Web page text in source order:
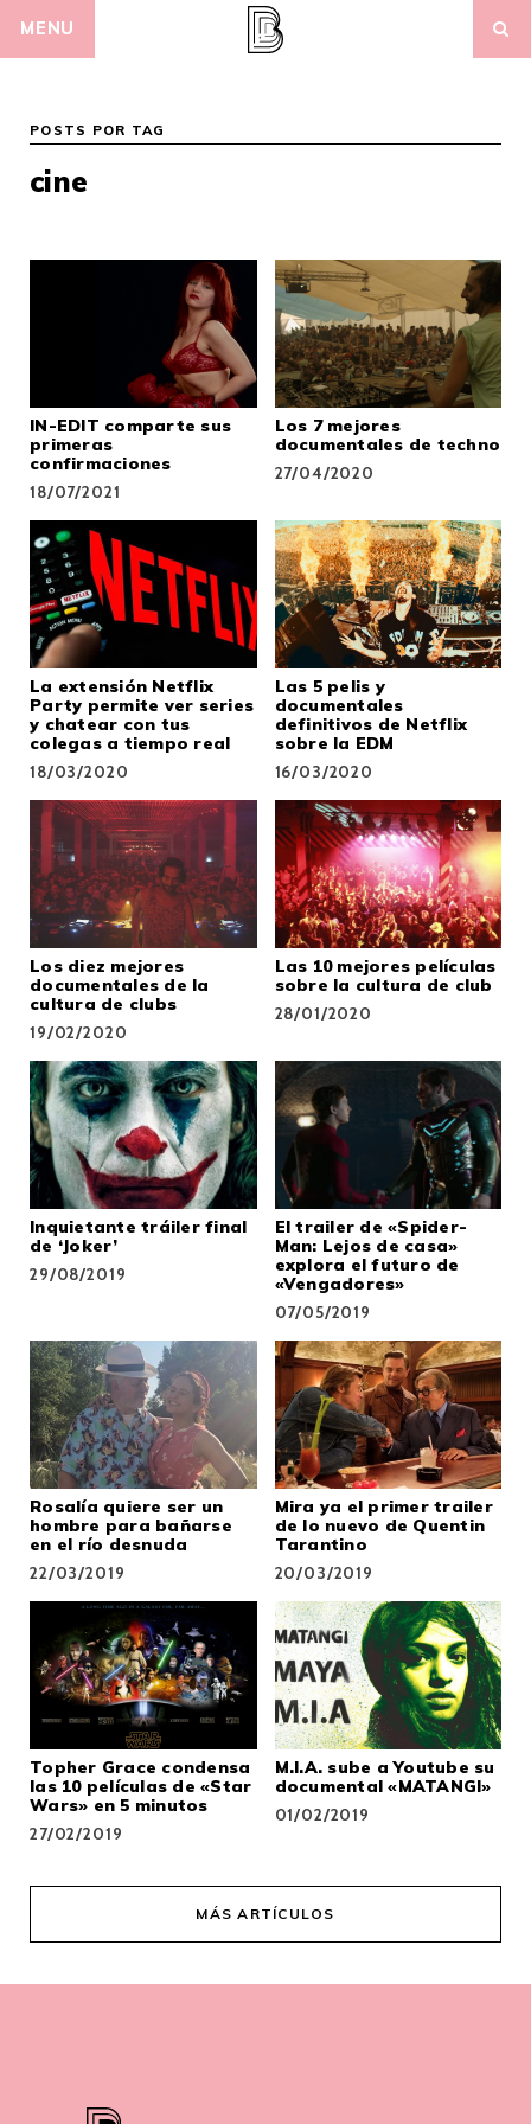
MENU
POSTS POR TAG
cine
IN-EDIT comparte sus
primeras
confirmaciones
18/07/2021
Los 7 mejores
documentales de techno
27/04/2020
La extensión Netflix
Party permite ver series
y chatear con tus
colegas a tiempo real
18/03/2020
Las 5 pelis y
documentales
definitivos de Netflix
sobre la EDM
16/03/2020
Los diez mejores
documentales de la
cultura de clubs
19/02/2020
Las 10 mejores películas
sobre la cultura de club
28/01/2020
Inquietante tráiler final
de ‘Joker’
29/08/2019
El trailer de «Spider-
Man: Lejos de casa»
explora el futuro de
«Vengadores»
07/05/2019
Rosalía quiere ser un
hombre para bañarse
en el río desnuda
22/03/2019
Mira ya el primer trailer
de lo nuevo de Quentin
Tarantino
20/03/2019
Topher Grace condensa
las 10 películas de «Star
Wars» en 5 minutos
27/02/2019
M.I.A. sube a Youtube su
documental «MATANGI»
01/02/2019
MÁS ARTÍCULOS